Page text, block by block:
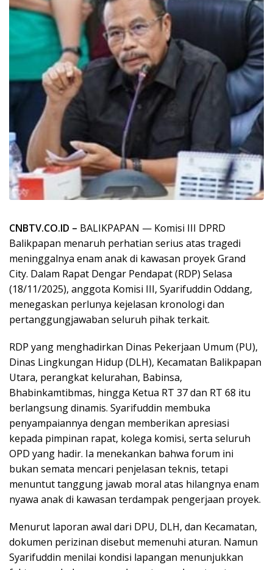
CNBTV.CO.ID – BALIKPAPAN — Komisi III DPRD
Balikpapan menaruh perhatian serius atas tragedi
meninggalnya enam anak di kawasan proyek Grand
City. Dalam Rapat Dengar Pendapat (RDP) Selasa
(18/11/2025), anggota Komisi III, Syarifuddin Oddang,
menegaskan perlunya kejelasan kronologi dan
pertanggungjawaban seluruh pihak terkait.
RDP yang menghadirkan Dinas Pekerjaan Umum (PU),
Dinas Lingkungan Hidup (DLH), Kecamatan Balikpapan
Utara, perangkat kelurahan, Babinsa,
Bhabinkamtibmas, hingga Ketua RT 37 dan RT 68 itu
berlangsung dinamis. Syarifuddin membuka
penyampaiannya dengan memberikan apresiasi
kepada pimpinan rapat, kolega komisi, serta seluruh
OPD yang hadir. Ia menekankan bahwa forum ini
bukan semata mencari penjelasan teknis, tetapi
menuntut tanggung jawab moral atas hilangnya enam
nyawa anak di kawasan terdampak pengerjaan proyek.
Menurut laporan awal dari DPU, DLH, dan Kecamatan,
dokumen perizinan disebut memenuhi aturan. Namun
Syarifuddin menilai kondisi lapangan menunjukkan